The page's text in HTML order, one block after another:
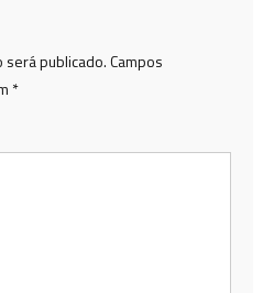
publicado.Campos
*